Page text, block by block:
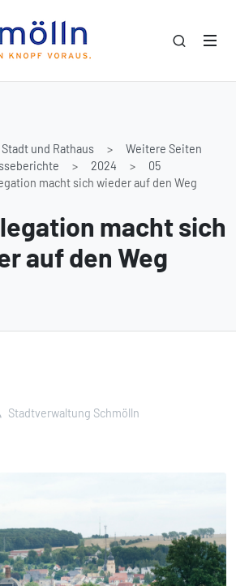
Stadt und Rathaus
Weitere Seiten
2024
05
macht sich wieder auf den Weg
macht sich
auf den Weg
Stadtverwaltung Schmölln